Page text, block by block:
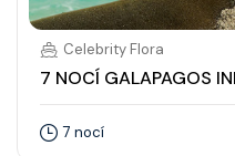
Celebrity Flora
7 NOCÍ GALAPAGOS
7 nocí